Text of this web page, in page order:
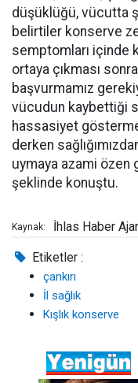
düşüklüğü, vücutta
belirtiler konserve
semptomları içinde
ortaya çıkması
başvurmamız
vücudun kaybettiği
hassasiyet
derken
uymaya azami özen
şeklinde konuştu.
Kaynak: İhlas Haber
Etiketler :
çankırı
İl sağlık
Kışlık konserve